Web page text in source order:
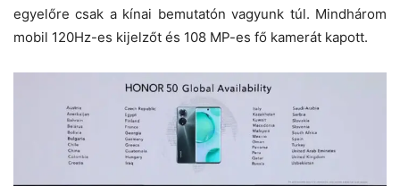
egyelőre csak a kínai bemutatón vagyunk túl. Mindhárom
mobil 120Hz-es kijelzőt és 108 MP-es fő kamerát kapott.